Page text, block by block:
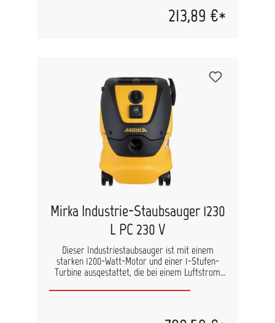
213,89 €*
Mirka Industrie-Staubsauger 1230
L PC 230 V
Dieser Industriestaubsauger ist mit einem
starken 1200-Watt-Motor und einer 1-Stufen-
Turbine ausgestattet, die bei einem Luftstrom
mbar erzeugt. Der Industrie-Staubsauger
Push&Clean-Funktion. Größere Rollen sorgen